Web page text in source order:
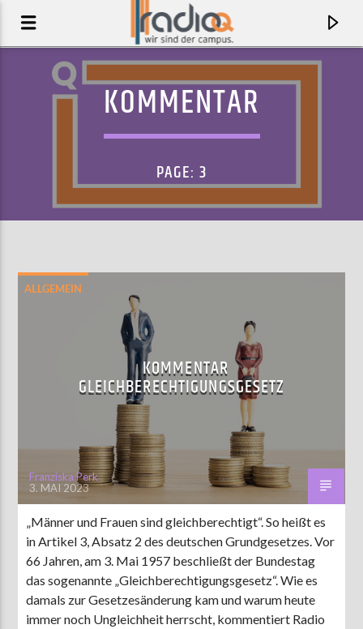
MOEBIUS
19:00 24:00
ZU HÖREN INMünster90,9 MHzSteinfurt103,9 MHz
KOMMENTAR
PAGE: 3
ALLGEMEIN
KOMMENTAR
GLEICHBERECHTIGUNGSGESETZ
Franziska Perk
3. MAI 2023
„Männer und Frauen sind gleichberechtigt“. So heißt es
in Artikel 3, Absatz 2 des deutschen Grundgesetzes. Vor
66 Jahren, am 3. Mai 1957 beschließt der Bundestag
das sogenannte „Gleichberechtigungsgesetz“. Wie es
damals zur Gesetzesänderung kam und warum heute
immer noch Ungleichheit herrscht, kommentiert Radio